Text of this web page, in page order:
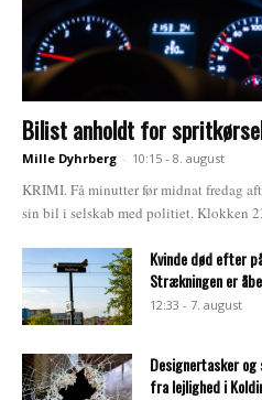
Bilist anholdt for
Mille Dyhrberg - 10:15 - 8. august
KRIMI. Få minutter før midnat fredag
sin bil i selskab med politiet. Klokken
Kvinde død efter
Strækningen er
12:33 - 7. august
Designertasker
fra lejlighed i